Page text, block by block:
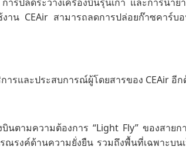
าน CEAir สามารถลดการปล่อยก๊าซคาร์บ
ารและประสบการณ์ผู้โดยสารของ CEAir อีก
บินตามความต้องการ “Light Fly” ของสาย
รงค์ด้านความยั่งยืน รวมถึงพื้นที่เฉพาะบ